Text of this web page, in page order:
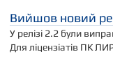
Вийшов новий
У релізі 2.2 були
Для ліцензіатів ПК